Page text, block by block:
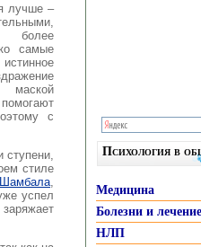
лучше –
более
самые
с
стиле
успел
Психология в
Медицина
Болезни и лечение
НЛП